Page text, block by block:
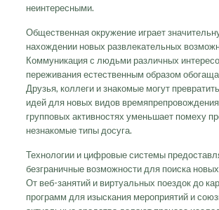
неинтересными.
Общественная окружение играет
нахождении новых развлекательных
Коммуникация с людьми различных
переживания естественным образом
Друзья, коллеги и знакомые могут
идей для новых видов
групповых активностях уменьшает помеху
незнакомые типы досуга.
Технологии и цифровые системы
безграничные возможности для поиска
От веб-занятий и виртуальных поездок до
программ для изыскания мероприятий и